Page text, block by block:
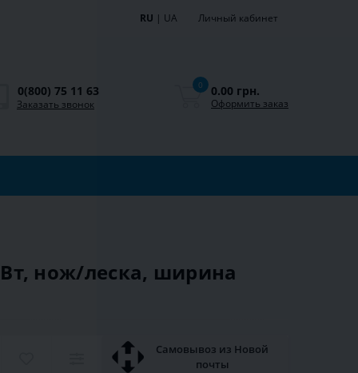
RU | UA Личный кабинет
0(800) 75 11 63
Заказать звонок
0 0.00 грн.
Оформить заказ
нож/леска, ширина
Самовывоз из Новой
почты